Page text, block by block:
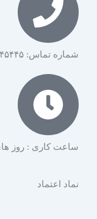
شماره تماس: ۰۷۱۵۲۴۴۵۴۴۵
ساعت کاری : روز های
نماد اعتماد